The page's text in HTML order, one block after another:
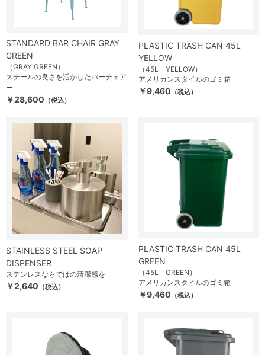
STANDARD BAR CHAIR GRAY
GREEN
（GRAY GREEN）
スチールの良さを活かしたバーチェア
ー
￥28,600 （税込）
PLASTIC TRASH CAN 45L
YELLOW
（45L YELLOW）
アメリカンスタイルのゴミ箱
￥9,460 （税込）
STAINLESS STEEL SOAP
DISPENSER
ステンレスならではの清潔感を
￥2,640 （税込）
PLASTIC TRASH CAN 45L
GREEN
（45L GREEN）
アメリカンスタイルのゴミ箱
￥9,460 （税込）